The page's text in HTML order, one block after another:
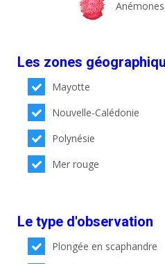
Anémones
Les zones
Mayotte
Nouvelle-Calédonie
Polynésie
Mer rouge
Le type d'observation
Plongée en scaphandre